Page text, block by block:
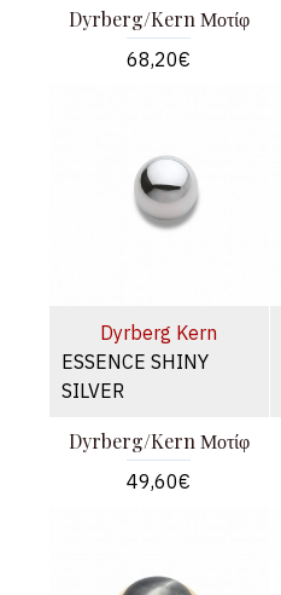
Dyrberg/Kern Μοτίφ
68,20€
Dyrberg Kern
ESSENCE SHINY
SILVER
Dyrberg/Kern Μοτίφ
49,60€